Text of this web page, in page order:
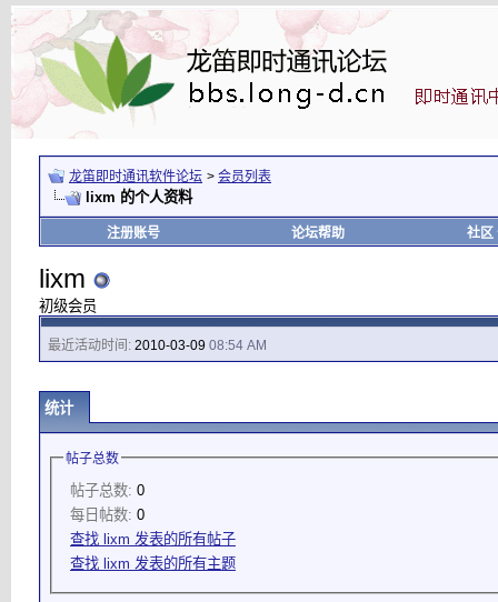
龙笛即时通讯软件论坛 > 会员列表
lixm 的个人资料
注册账号 论坛帮助 社区
lixm
初级会员
最近活动时间: 2010-03-09 08:54 AM
统计
帖子总数
帖子总数: 0
每日帖数: 0
查找 lixm 发表的所有帖子
查找 lixm 发表的所有主题